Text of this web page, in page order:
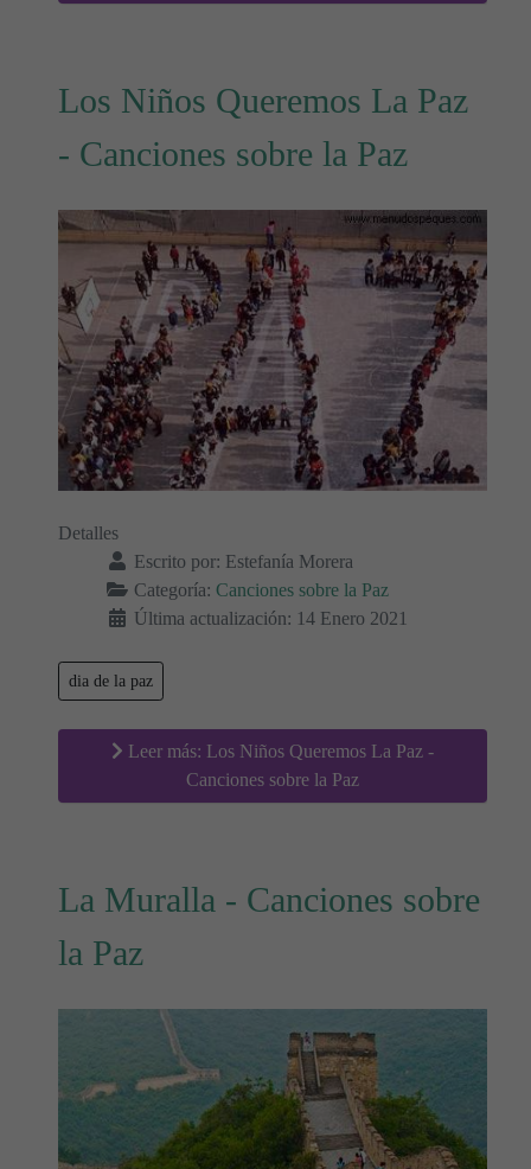
Los Niños Queremos La Paz
- Canciones sobre la Paz
Detalles
Escrito por: Estefanía Morera
Categoría: Canciones sobre la Paz
Última actualización: 14 Enero 2021
dia de la paz
Leer más: Los Niños Queremos La Paz -
Canciones sobre la Paz
La Muralla - Canciones sobre
la Paz